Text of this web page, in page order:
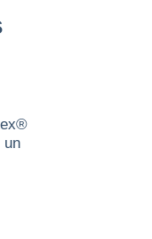
un